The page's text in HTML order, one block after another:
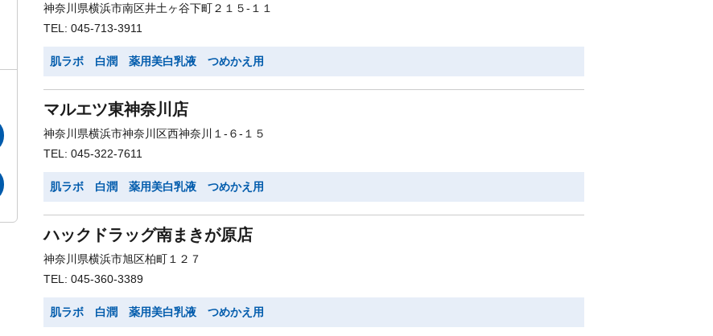
神奈川県横浜市南区井土ヶ谷下町２１５-１１
TEL: 045-713-3911
肌ラボ 白潤 薬用美白乳液 つめかえ用
マルエツ東神奈川店
神奈川県横浜市神奈川区西神奈川１-６-１５
TEL: 045-322-7611
肌ラボ 白潤 薬用美白乳液 つめかえ用
ハックドラッグ南まきが原店
神奈川県横浜市旭区柏町１２７
TEL: 045-360-3389
肌ラボ 白潤 薬用美白乳液 つめかえ用